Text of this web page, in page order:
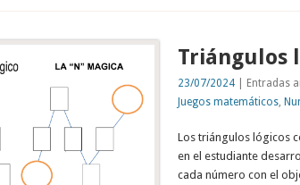
Triángulos
23/07/2024| Entradas
Juegos matemáticos,
Los triángulos lógicos
en el estudiante
cada número con el